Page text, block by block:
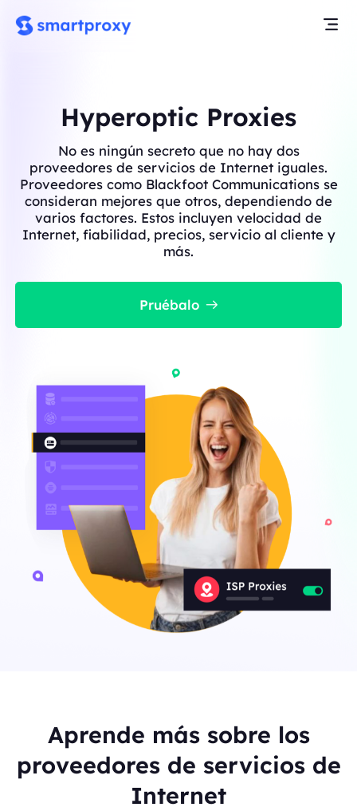
Hyperoptic Proxies
No es ningún secreto que no hay dos
proveedores de servicios de Internet iguales.
Proveedores como Blackfoot Communications se
consideran mejores que otros, dependiendo de
varios factores. Estos incluyen velocidad de
Internet, fiabilidad, precios, servicio al cliente y
más.
Pruébalo
Aprende más sobre los
proveedores de servicios de
Internet